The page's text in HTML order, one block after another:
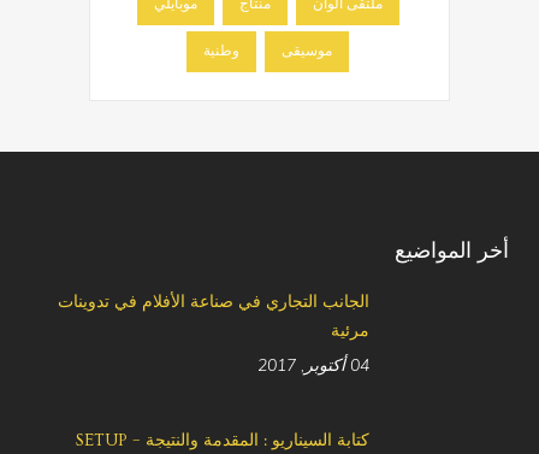
ملتقى ألوان منتاج موبايلي
موسيقى وطنية
أخر المواضيع
الجانب التجاري في صناعة الأفلام في تدوينات
مرئية
04 أكتوبر, 2017
كتابة السيناريو : المقدمة والنتيجة – SETUP